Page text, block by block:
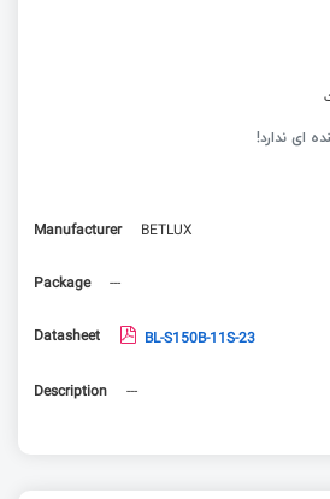
ای ندارد!
Manufacturer
BETLUX
Package ---
Datasheet BL-S150B-11S-23
Description ---